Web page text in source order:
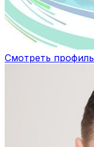
Смотреть профиль